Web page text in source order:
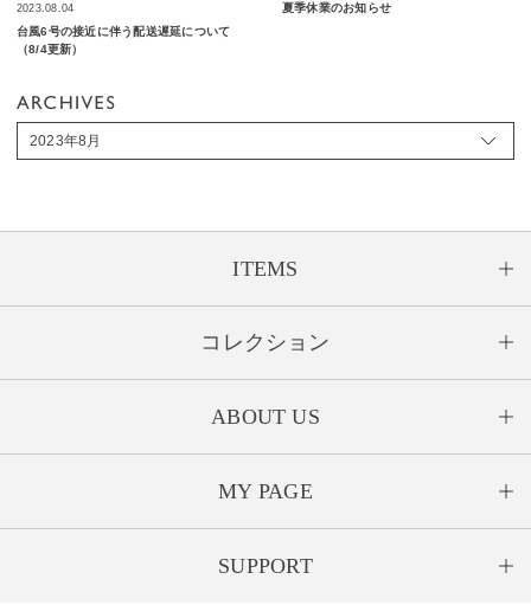
2023.08.04
台風6号の接近に伴う配送遅延について
（8/4更新）
夏季休業のお知らせ
2023年8月
ITEMS
コレクション
ABOUT US
MY PAGE
SUPPORT